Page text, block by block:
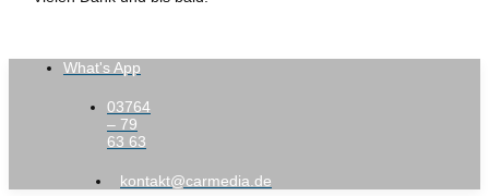
What's App
03764
– 79
63 63
kontakt@carmedia.de